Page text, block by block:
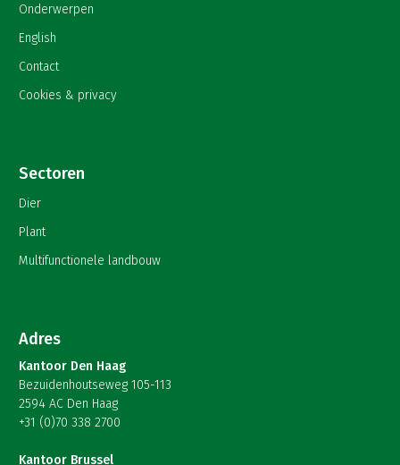
Onderwerpen
English
Contact
Cookies & privacy
Sectoren
Dier
Plant
Multifunctionele landbouw
Adres
Kantoor Den Haag
Bezuidenhoutseweg 105-113
2594 AC Den Haag
+31 (0)70 338 2700
Kantoor Brussel